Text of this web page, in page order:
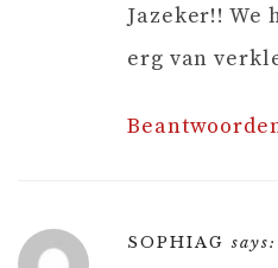
Jazeker!! We
erg van
SOPHIAG says: